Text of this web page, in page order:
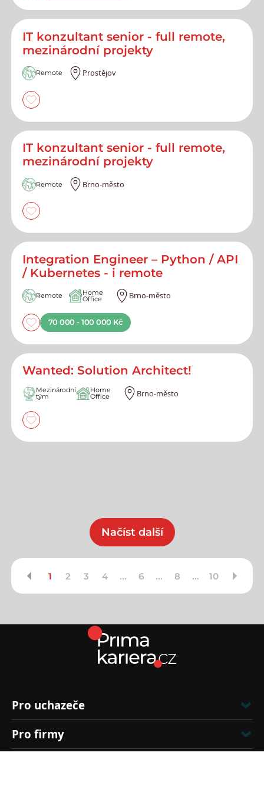
IT konzultant senior - full remote,
mezinárodní projekty
Remote Prostějov
IT konzultant senior - full remote,
mezinárodní projekty
Remote Brno-město
Integration Engineer – Python / API
/ Kubernetes - i remote
Remote Home
Office Brno-město
70 000 - 100 000 Kč
Wanted: Solution Architect!
Mezinárodní
tým
Home
Office Brno-město
Načíst další
1 2 3 4 … 6 … 8 … 10
Pro uchazeče
Pro firmy